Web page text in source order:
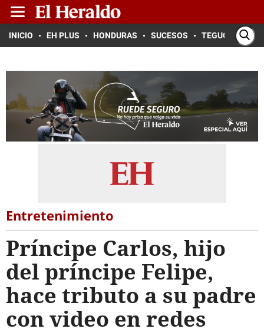
INICIO EH PLUS HONDURAS SUCESOS TEGUCIGALPA
Entretenimiento
Príncipe Carlos, hijo
del príncipe Felipe,
hace tributo a su padre
con video en redes